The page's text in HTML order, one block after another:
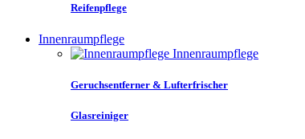
Reifenpflege
Innenraumpflege
Innenraumpflege
Geruchsentferner & Lufterfrischer
Glasreiniger